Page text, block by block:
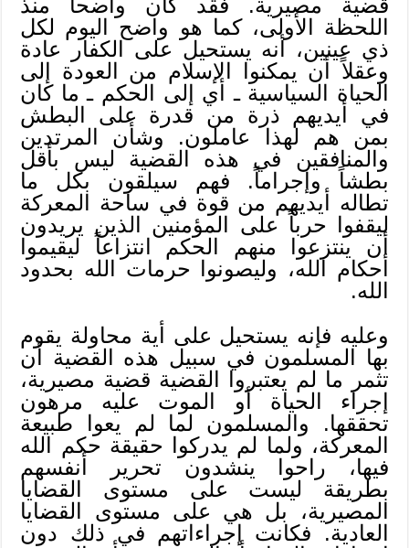
اللحظة الأولى، كما هو واضح اليوم لكل
ذي عينين، أنه يستحيل على الكفار عادة
وعقلاً أن يمكنوا الإسلام من العودة إلى
الحياة السياسية ـ أي إلى الحكم ـ ما كان
في أيديهم ذرة من قدرة على البطش
بمن هم لهذا عاملون. وشأن المرتدين
والمنافقين في هذه القضية ليس بأقل
بطشاً وإجراماً. فهم سيلقون بكل ما
تطاله أيديهم من قوة في ساحة المعركة
ليقفوا حرباً على المؤمنين الذين يريدون
أن ينتزعوا منهم الحكم انتزاعاً ليقيموا
أحكام الله، وليصونوا حرمات الله بحدود
الله.
وعليه فإنه يستحيل على أية محاولة يقوم
بها المسلمون في سبيل هذه القضية أن
تثمر ما لم يعتبروا القضية قضية مصيرية،
إجراء الحياة أو الموت عليه مرهون
تحققها. والمسلمون لما لم يعوا طبيعة
المعركة، ولما لم يدركوا حقيقة حكم الله
فيها، راحوا ينشدون تحرير أنفسهم
بطريقة ليست على مستوى القضايا
المصيرية، بل هي على مستوى القضايا
العادية. فكانت إجراءاتهم في ذلك دون